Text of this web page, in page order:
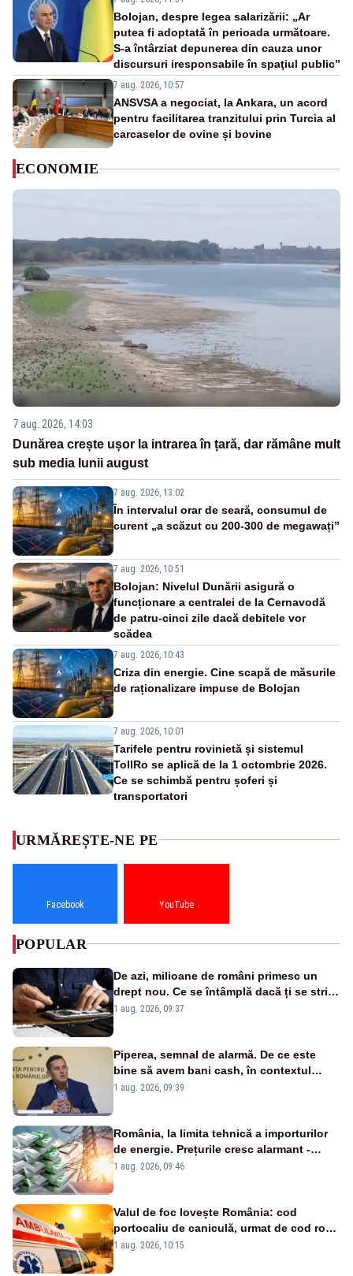
Bolojan, despre legea salarizării: „Ar
putea fi adoptată în perioada următoare.
S-a întârziat depunerea din cauza unor
discursuri iresponsabile în spaţiul public”
7 aug. 2026, 10:57
ANSVSA a negociat, la Ankara, un acord
pentru facilitarea tranzitului prin Turcia al
carcaselor de ovine și bovine
ECONOMIE
7 aug. 2026, 14:03
Dunărea crește ușor la intrarea în țară, dar rămâne mult
sub media lunii august
7 aug. 2026, 13:02
În intervalul orar de seară, consumul de
curent „a scăzut cu 200-300 de megawați”
7 aug. 2026, 10:51
Bolojan: Nivelul Dunării asigură o
funcționare a centralei de la Cernavodă
de patru-cinci zile dacă debitele vor
scădea
7 aug. 2026, 10:43
Criza din energie. Cine scapă de măsurile
de raționalizare impuse de Bolojan
7 aug. 2026, 10:01
Tarifele pentru rovinietă și sistemul
TollRo se aplică de la 1 octombrie 2026.
Ce se schimbă pentru șoferi și
transportatori
URMĂREȘTE-NE PE
Facebook YouTube
POPULAR
De azi, milioane de români primesc un
drept nou. Ce se întâmplă dacă ți se strică
un produs
1 aug. 2026, 09:37
Piperea, semnal de alarmă. De ce este
bine să avem bani cash, în contextul
alertei energetice?
1 aug. 2026, 09:39
România, la limita tehnică a importurilor
de energie. Prețurile cresc alarmant -
Analiză Realitatea Plus
1 aug. 2026, 09:46
Valul de foc lovește România: cod
portocaliu de caniculă, urmat de cod roșu
duminică. Temperaturile urcă spre 40°C
1 aug. 2026, 10:15